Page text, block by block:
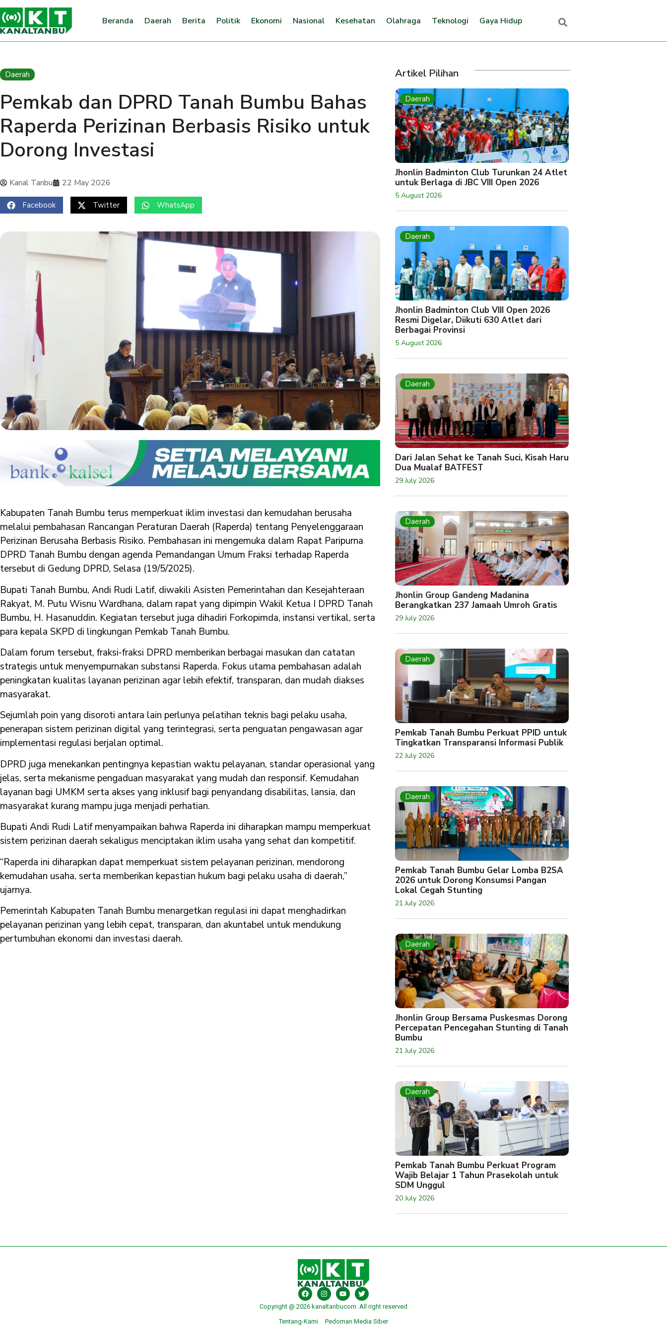
Beranda Daerah Berita Politik Ekonomi Nasional Kesehatan Olahraga Teknologi Gaya Hidup
Daerah
Pemkab dan DPRD Tanah Bumbu Bahas
Raperda Perizinan Berbasis Risiko untuk
Dorong Investasi
Kanal Tanbu 22 May 2026
Facebook Twitter WhatsApp
Kabupaten Tanah Bumbu terus memperkuat iklim investasi dan kemudahan berusaha
melalui pembahasan Rancangan Peraturan Daerah (Raperda) tentang Penyelenggaraan
Perizinan Berusaha Berbasis Risiko. Pembahasan ini mengemuka dalam Rapat Paripurna
DPRD Tanah Bumbu dengan agenda Pemandangan Umum Fraksi terhadap Raperda
tersebut di Gedung DPRD, Selasa (19/5/2025).
Bupati Tanah Bumbu, Andi Rudi Latif, diwakili Asisten Pemerintahan dan Kesejahteraan
Rakyat, M. Putu Wisnu Wardhana, dalam rapat yang dipimpin Wakil Ketua I DPRD Tanah
Bumbu, H. Hasanuddin. Kegiatan tersebut juga dihadiri Forkopimda, instansi vertikal, serta
para kepala SKPD di lingkungan Pemkab Tanah Bumbu.
Dalam forum tersebut, fraksi-fraksi DPRD memberikan berbagai masukan dan catatan
strategis untuk menyempurnakan substansi Raperda. Fokus utama pembahasan adalah
peningkatan kualitas layanan perizinan agar lebih efektif, transparan, dan mudah diakses
masyarakat.
Sejumlah poin yang disoroti antara lain perlunya pelatihan teknis bagi pelaku usaha,
penerapan sistem perizinan digital yang terintegrasi, serta penguatan pengawasan agar
implementasi regulasi berjalan optimal.
DPRD juga menekankan pentingnya kepastian waktu pelayanan, standar operasional yang
jelas, serta mekanisme pengaduan masyarakat yang mudah dan responsif. Kemudahan
layanan bagi UMKM serta akses yang inklusif bagi penyandang disabilitas, lansia, dan
masyarakat kurang mampu juga menjadi perhatian.
Bupati Andi Rudi Latif menyampaikan bahwa Raperda ini diharapkan mampu memperkuat
sistem perizinan daerah sekaligus menciptakan iklim usaha yang sehat dan kompetitif.
“Raperda ini diharapkan dapat memperkuat sistem pelayanan perizinan, mendorong
kemudahan usaha, serta memberikan kepastian hukum bagi pelaku usaha di daerah,”
ujarnya.
Pemerintah Kabupaten Tanah Bumbu menargetkan regulasi ini dapat menghadirkan
pelayanan perizinan yang lebih cepat, transparan, dan akuntabel untuk mendukung
pertumbuhan ekonomi dan investasi daerah.
Artikel Pilihan
Daerah
Jhonlin Badminton Club Turunkan 24 Atlet
untuk Berlaga di JBC VIII Open 2026
5 August 2026
Daerah
Jhonlin Badminton Club VIII Open 2026
Resmi Digelar, Diikuti 630 Atlet dari
Berbagai Provinsi
5 August 2026
Daerah
Dari Jalan Sehat ke Tanah Suci, Kisah Haru
Dua Mualaf BATFEST
29 July 2026
Daerah
Jhonlin Group Gandeng Madanina
Berangkatkan 237 Jamaah Umroh Gratis
29 July 2026
Daerah
Pemkab Tanah Bumbu Perkuat PPID untuk
Tingkatkan Transparansi Informasi Publik
22 July 2026
Daerah
Pemkab Tanah Bumbu Gelar Lomba B2SA
2026 untuk Dorong Konsumsi Pangan
Lokal Cegah Stunting
21 July 2026
Daerah
Jhonlin Group Bersama Puskesmas Dorong
Percepatan Pencegahan Stunting di Tanah
Bumbu
21 July 2026
Daerah
Pemkab Tanah Bumbu Perkuat Program
Wajib Belajar 1 Tahun Prasekolah untuk
SDM Unggul
20 July 2026
Copyright @ 2026 kanaltanbucom. All right reserved
Tentang-Kami
Pedoman Media Siber